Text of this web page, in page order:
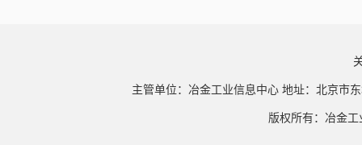
主管单位：冶金工业信息中心 地址：北京市
版权所有：冶金